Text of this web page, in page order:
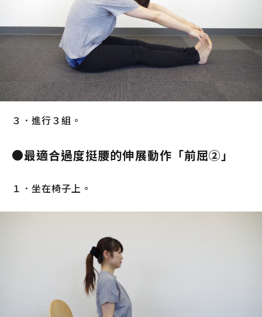
３．進行３組。
●最適合過度挺腰的伸展動作「前屈②」
１．坐在椅子上。